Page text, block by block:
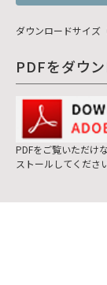
ダウンロードサイズ
PDFをダウ
PDFをご覧いただけ
ストールしてくださ